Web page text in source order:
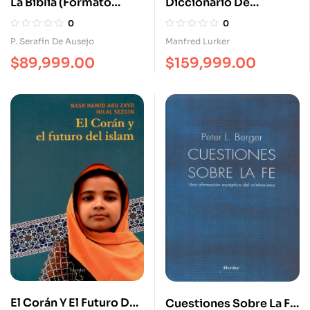
Popular)
0
P. Serafín De Ausejo
$89,999.00
Imágenes Y Símbolos
De La Biblia
0
Manfred Lurker
$159,999.00
El Corán Y El Futuro Del
Cuestiones Sobre La Fe.